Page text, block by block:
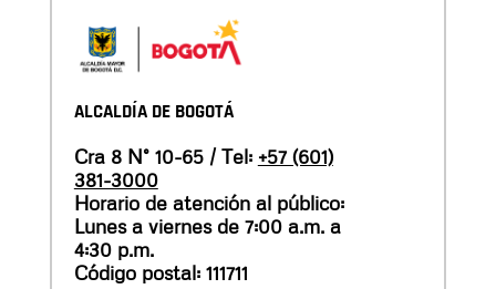
ALCALDÍA DE BOGOTÁ
Cra 8 N° 10-65 / Tel: +57 (601)
381-3000
Horario de atención al público:
Lunes a viernes de 7:00 a.m. a
4:30 p.m.
Código postal: 111711